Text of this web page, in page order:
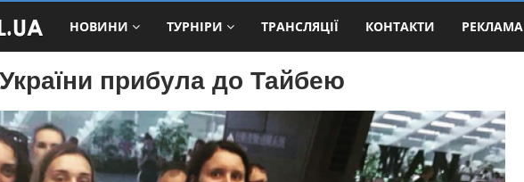
НОВИНИ ТУРНІРИ ТРАНСЛЯЦІЇ КОНТАКТИ РЕКЛАМА
прибула до Тайбею